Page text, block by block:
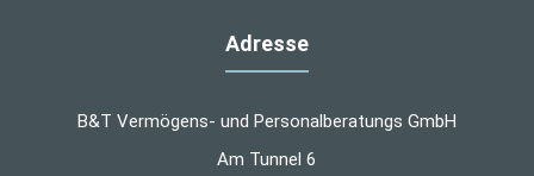
Adresse
B&T Vermögens- und Personalberatungs GmbH
Am Tunnel 6